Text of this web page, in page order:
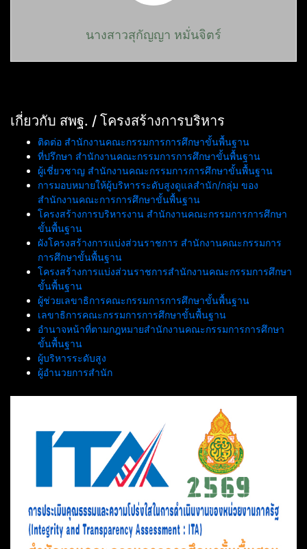
นางสาวสุกัญญา หมั่นจิตร์
เกี่ยวกับ สพฐ. / โครงสร้างการบริหาร
ติดต่อ สำนักงานคณะกรรมการการศึกษาขั้นพื้นฐาน
ที่ปรึกษา สำนักงานคณะกรรมการการศึกษาขั้นพื้นฐาน
ผู้เชี่ยวชาญ สำนักงานคณะกรรมการการศึกษาขั้นพื้นฐาน
การมอบหมายให้ผู้บริหารระดับสูงดูแลสำนัก/กลุ่ม ของ
สำนักงานคณะการการศึกษาขั้นพื้นฐาน
โครงสร้างการบริหารงาน สำนักงานคณะกรรมการการศึกษา
ขั้นพื้นฐาน
ผังโครงสร้างการแบ่งส่วนราชการ สำนักงานคณะกรรมการ
การศึกษาขั้นพื้นฐาน
โครงสร้างการแบ่งส่วนราชการสำนักงานคณะกรรมการศึกษา
ขั้นพื้นฐาน
ผู้ช่วยเลขาธิการคณะกรรมการการศึกษาขั้นพื้นฐาน
เลขาธิการคณะกรรมการการศึกษาขั้นพื้นฐาน
อำนาจหน้าที่ตามกฎหมายสำนักงานคณะกรรมการการศึกษา
ขั้นพื้นฐาน
ผู้บริหารระดับสูง
ผู้อำนวยการสำนัก